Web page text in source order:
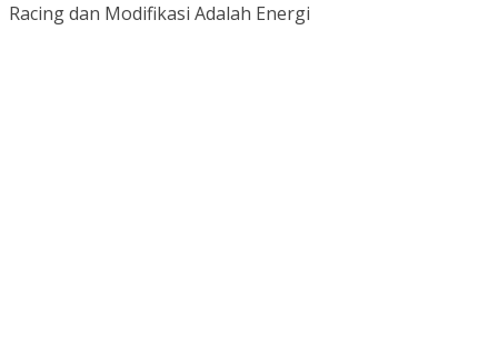
Racing dan Modifikasi Adalah Energi